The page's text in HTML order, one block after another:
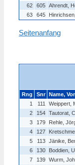
62
605 Ahrendt,
63
645
Seitenanfang
Rng Snr Name,
1
111 Weippert,
2
154 Tautorat,
3
179 Rehle,
4
127
5
113 Jänike,
6
130 Boddien,
7
139 Wurm,